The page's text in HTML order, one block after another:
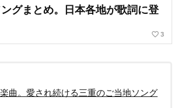
グまとめ。日本各地が歌詞に登
favorite_border 3
曲。愛され続ける三重のご当地ソング